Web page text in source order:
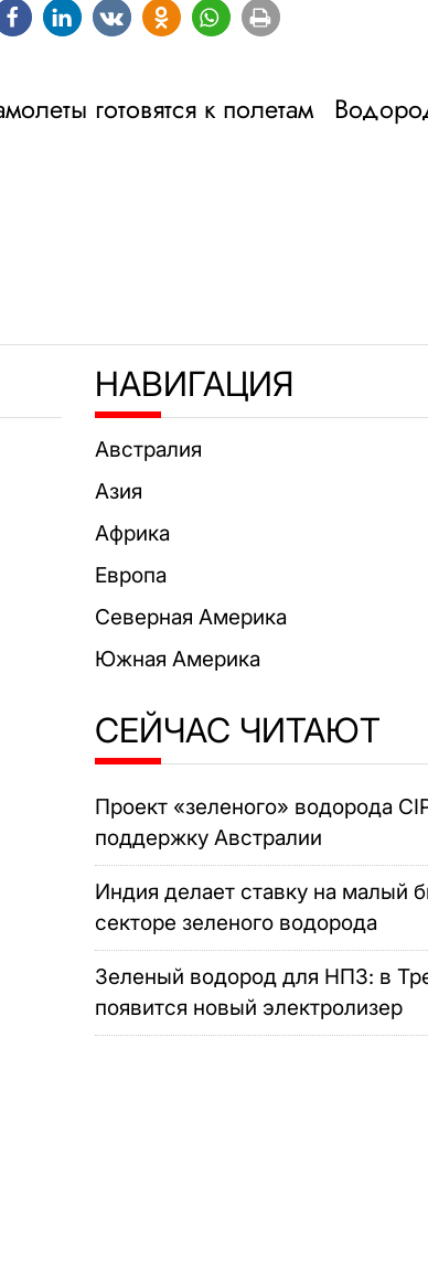
готовятся к полетам
НАВИГАЦИЯ
Австралия
Азия
Африка
Европа
Северная Америка
Южная Америка
СЕЙЧАС ЧИТАЮТ
Проект «зеленого» водорода
поддержку Австралии
Индия делает ставку на малый
секторе зеленого водорода
Зеленый водород для НПЗ: в
появится новый электролизер